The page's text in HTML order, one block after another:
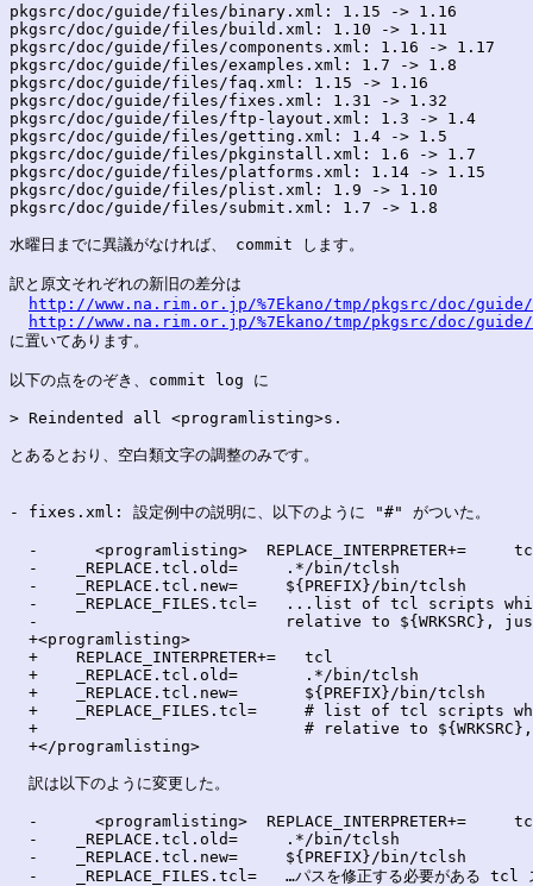
pkgsrc/doc/guide/files/binary.xml: 1.15 -> 1.16
pkgsrc/doc/guide/files/build.xml: 1.10 -> 1.11
pkgsrc/doc/guide/files/components.xml: 1.16 -> 1.17
pkgsrc/doc/guide/files/examples.xml: 1.7 -> 1.8
pkgsrc/doc/guide/files/faq.xml: 1.15 -> 1.16
pkgsrc/doc/guide/files/fixes.xml: 1.31 -> 1.32
pkgsrc/doc/guide/files/ftp-layout.xml: 1.3 -> 1.4
pkgsrc/doc/guide/files/getting.xml: 1.4 -> 1.5
pkgsrc/doc/guide/files/pkginstall.xml: 1.6 -> 1.7
pkgsrc/doc/guide/files/platforms.xml: 1.14 -> 1.15
pkgsrc/doc/guide/files/plist.xml: 1.9 -> 1.10
pkgsrc/doc/guide/files/submit.xml: 1.7 -> 1.8
水曜日までに異議がなければ、 commit します。
訳と原文それぞれの新旧の差分は
http://www.na.rim.or.jp/%7Ekano/tmp/pkgsrc/doc/
http://www.na.rim.or.jp/%7Ekano/tmp/pkgsrc/doc/
に置いてあります。
以下の点をのぞき、commit log に
> Reindented all <programlisting>s.
とあるとおり、空白類文字の調整のみです。
- fixes.xml: 設定例中の説明に、以下のように "#" がついた。
-      <programlisting>  REPLACE_INTERPRETER+=
  -    _REPLACE.tcl.old=     .*/bin/tclsh
  -    _REPLACE.tcl.new=     ${PREFIX}/bin/tclsh
-    _REPLACE_FILES.tcl=   ...list of tcl scripts
-                          relative to ${WRKSRC},
  +<programlisting>
  +    REPLACE_INTERPRETER+=   tcl
  +    _REPLACE.tcl.old=       .*/bin/tclsh
  +    _REPLACE.tcl.new=       ${PREFIX}/bin/tclsh
+    _REPLACE_FILES.tcl=     # list of tcl scripts
+                            # relative to
  +</programlisting>
  訳は以下のように変更した。
-      <programlisting>  REPLACE_INTERPRETER+=
  -    _REPLACE.tcl.old=     .*/bin/tclsh
  -    _REPLACE.tcl.new=     ${PREFIX}/bin/tclsh
-    _REPLACE_FILES.tcl=   …パスを修正する必要がある tcl